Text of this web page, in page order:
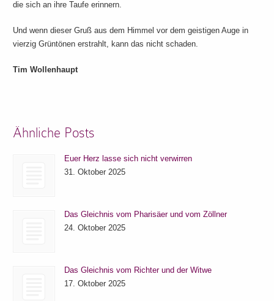
die sich an ihre Taufe erinnern.
Und wenn dieser Gruß aus dem Himmel vor dem geistigen Auge in
vierzig Grüntönen erstrahlt, kann das nicht schaden.
Tim Wollenhaupt
Ähnliche Posts
Euer Herz lasse sich nicht verwirren
31. Oktober 2025
Das Gleichnis vom Pharisäer und vom Zöllner
24. Oktober 2025
Das Gleichnis vom Richter und der Witwe
17. Oktober 2025